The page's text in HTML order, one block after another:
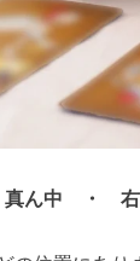
ん中 ・ 右